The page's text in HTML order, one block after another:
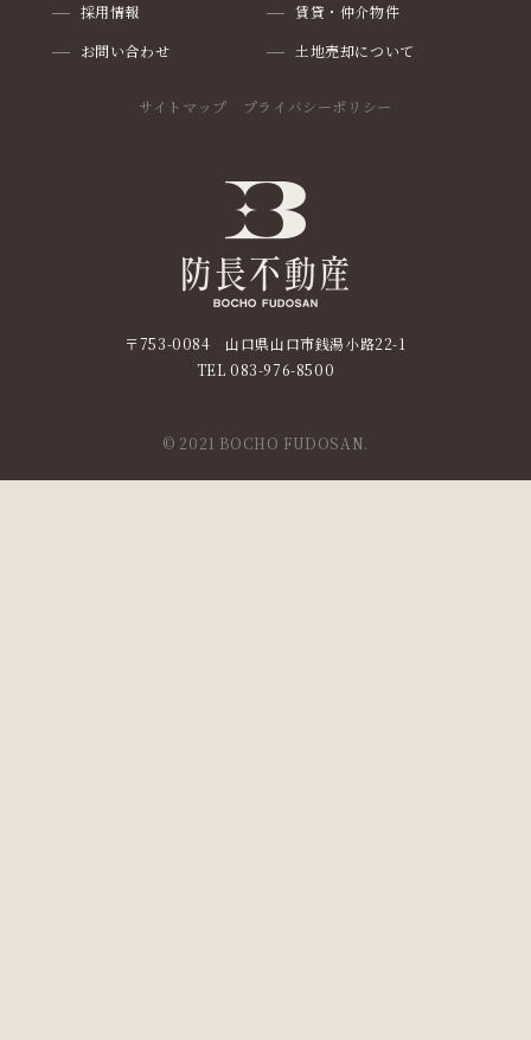
〒753-0084 山口県山口市銭湯小路22-1
TEL 083-976-8500
採用情報
賃貸・仲介物件
お問い合わせ
土地売却について
サイトマップ プライバシーポリシー
© 2021 BOCHO FUDOSAN.